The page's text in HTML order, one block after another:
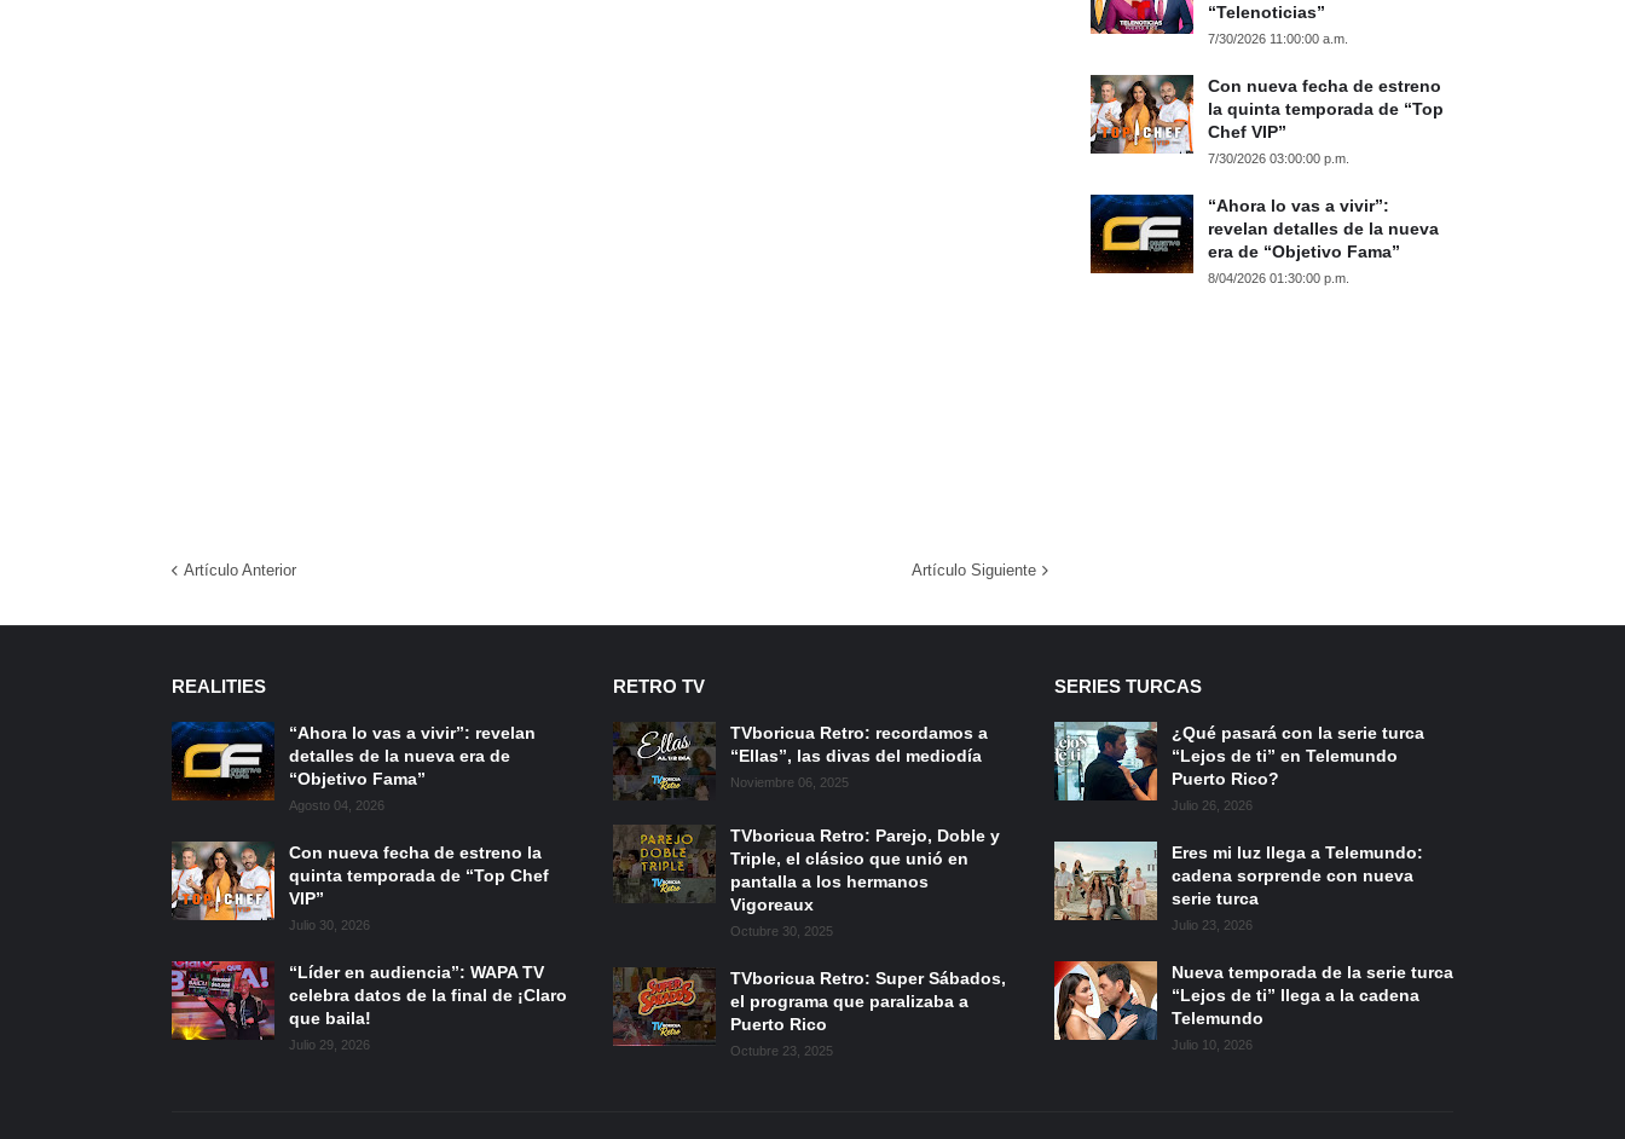
Artículo Anterior Artículo Siguiente
“Telenoticias”
7/30/2026 11:00:00 a.m.
Con nueva fecha de estreno
la quinta temporada de “Top
Chef VIP”
7/30/2026 03:00:00 p.m.
“Ahora lo vas a vivir”:
revelan detalles de la nueva
era de “Objetivo Fama”
8/04/2026 01:30:00 p.m.
REALITIES
“Ahora lo vas a vivir”: revelan
detalles de la nueva era de
“Objetivo Fama”
Agosto 04, 2026
Con nueva fecha de estreno la
quinta temporada de “Top Chef
VIP”
Julio 30, 2026
“Líder en audiencia”: WAPA TV
celebra datos de la final de ¡Claro
que baila!
Julio 29, 2026
RETRO TV
TVboricua Retro: recordamos a
“Ellas”, las divas del mediodía
Noviembre 06, 2025
TVboricua Retro: Parejo, Doble y
Triple, el clásico que unió en
pantalla a los hermanos
Vigoreaux
Octubre 30, 2025
TVboricua Retro: Super Sábados,
el programa que paralizaba a
Puerto Rico
Octubre 23, 2025
SERIES TURCAS
¿Qué pasará con la serie turca
“Lejos de ti” en Telemundo
Puerto Rico?
Julio 26, 2026
Eres mi luz llega a Telemundo:
cadena sorprende con nueva
serie turca
Julio 23, 2026
Nueva temporada de la serie turca
“Lejos de ti” llega a la cadena
Telemundo
Julio 10, 2026